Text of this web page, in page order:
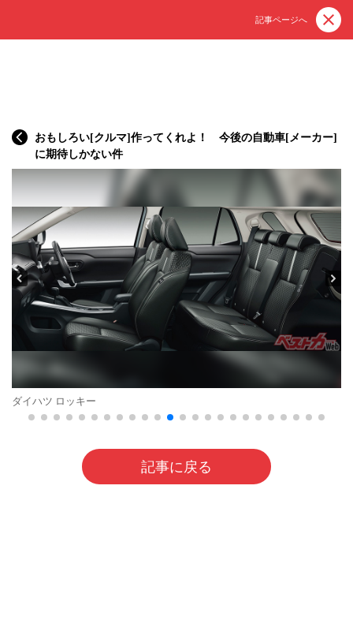
記事ページへ
おもしろい[クルマ]作ってくれよ！ 今後の自動車[メーカー]
に期待しかない件
ダイハツ ロッキー
記事に戻る